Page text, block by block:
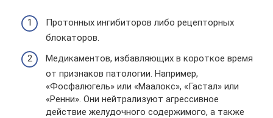
Протонных ингибиторов либо рецепторных
блокаторов.
Медикаментов, избавляющих в короткое время
от признаков патологии. Например,
«Фосфалюгель» или «Маалокс», «Гастал» или
«Ренни». Они нейтрализуют агрессивное
действие желудочного содержимого, а также